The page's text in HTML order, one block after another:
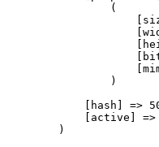
                (
                )
[hash] =>
[active] =>
        )